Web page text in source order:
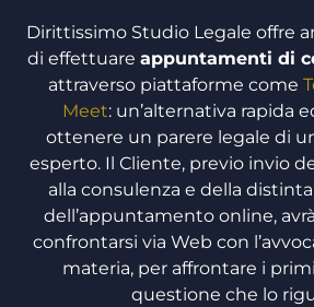
Dirittissimo Studio Legale offre
di effettuare appuntamenti di
attraverso piattaforme come
Meet: un’alternativa rapida
ottenere un parere legale di
esperto. Il Cliente, previo invio
alla consulenza e della
dell’appuntamento online,
confrontarsi via Web con
materia, per affrontare i
questione che lo